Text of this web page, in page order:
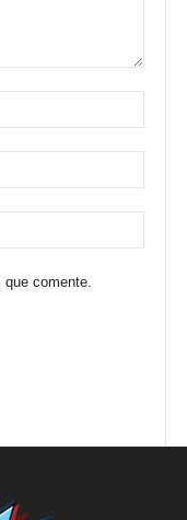
que comente.